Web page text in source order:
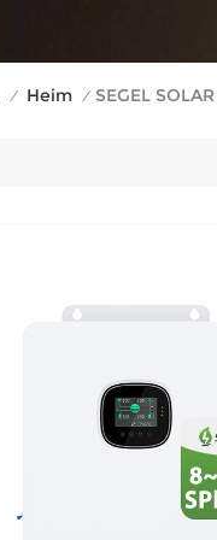
/ Heim / SEGEL SOLAR